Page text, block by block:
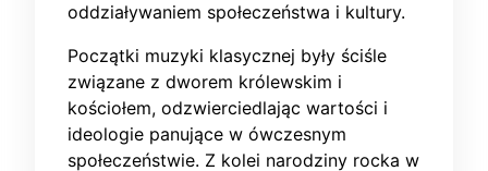
oddziaływaniem społeczeństwa i kultury.
Początki muzyki klasycznej były ściśle
związane z dworem królewskim i
kościołem, odzwierciedlając wartości i
ideologie panujące w ówczesnym
społeczeństwie. Z kolei narodziny rocka w